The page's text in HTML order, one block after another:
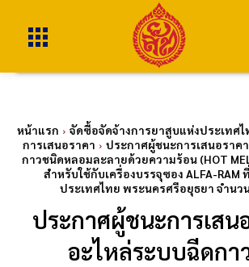
หน้าแรก จัดซื้อจัดจ้างการยาสูบแห่งประเทศไ
การเสนอราคา
ประกาศผู้ชนะการเสนอราค
กาวชนิดหลอมละลายด้วยความร้อน (HOT
สำหรับใช้กับเครื่องบรรจุซอง ALFA-RAM
ประเทศไทย พระนครศรีอยุธยา จำนว
ประกาศผู้ชนะการเสน
อะไหล่ระบบฉีดกา